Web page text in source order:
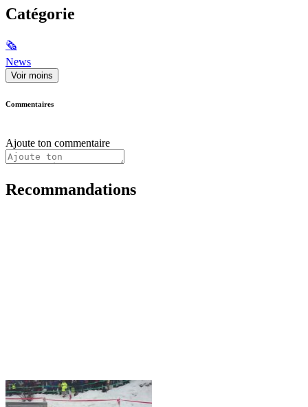
Catégorie
🗞
News
Voir moins
Commentaires
Ajoute ton commentaire
Recommandations